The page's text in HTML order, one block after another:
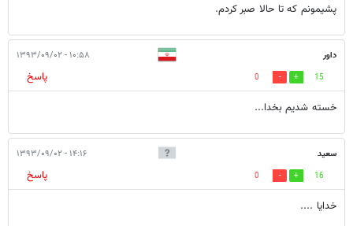
پشیمونم که تا حالا صبر کردم.
داور ۱۰:۵۸ - ۱۳۹۳/۰۹/۰۲
15
0
پاسخ
خسته شدیم بخدا...
سعید ۱۴:۱۶ - ۱۳۹۳/۰۹/۰۲
16
0
پاسخ
خدایا ....